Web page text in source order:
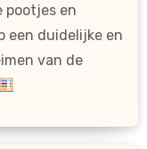
pootjes en
een duidelijke en
van de